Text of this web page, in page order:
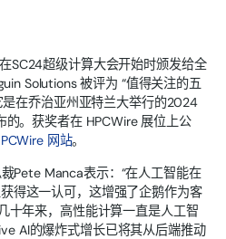
SC24超级计算大会开始时颁发给全
Solutions 被评为 “值得关注的五
在乔治亚州亚特兰大举行的2024
的。获奖者在 HPCWire 展位上公
网站。
Pete Manca表示：“在人工智能在
得这一认可，这增强了企鹅作为客
十年来，高性能计算一直是人工智
AI的爆炸式增长已将其从后端推动